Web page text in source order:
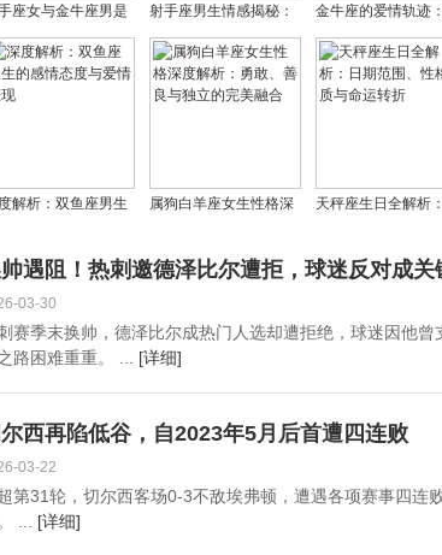
座女与金牛座男是
配？深度剖析与情
南
射手座男生情感揭秘：
对待前女友的真实态度
与挽回策略
金牛座的爱情轨迹
爱次数与命中注定
护者
解析：双鱼座男生
属狗白羊座女生性格深
独立的完美融合
天秤座生日全解析
运转折
遇阻！热刺邀德泽比尔遭拒，球迷反对成关
03-30
赛季末换帅，德泽比尔成热门人选却遭拒绝，球迷因他曾
路困难重重。 ... [详细]
西再陷低谷，自2023年5月后首遭四连败
03-22
第31轮，切尔西客场0-3不敌埃弗顿，遭遇各项赛事四连
... [详细]